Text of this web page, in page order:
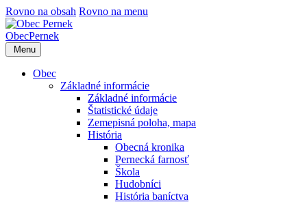
Rovno na obsah Rovno na menu
ObecPernek
Menu
Obec
Základné informácie
Základné informácie
Štatistické údaje
Zemepisná poloha, mapa
História
Obecná kronika
Pernecká farnosť
Škola
Hudobníci
História baníctva